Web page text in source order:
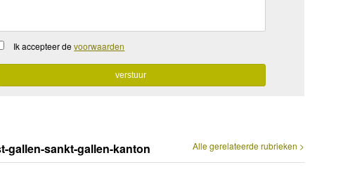
Ik accepteer devoorwaarden
Alle gerelateerde rubrieken >
gallen-sankt-gallen-kanton